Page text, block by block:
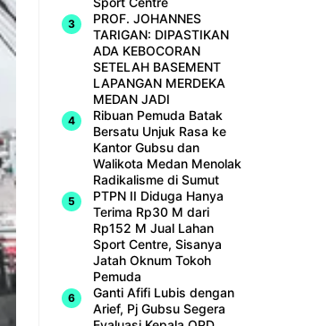
PROF. JOHANNES
TARIGAN: DIPASTIKAN
ADA KEBOCORAN
SETELAH BASEMENT
LAPANGAN MERDEKA
MEDAN JADI
Ribuan Pemuda Batak
Bersatu Unjuk Rasa ke
Kantor Gubsu dan
Walikota Medan Menolak
Radikalisme di Sumut
PTPN II Diduga Hanya
Terima Rp30 M dari
Rp152 M Jual Lahan
Sport Centre, Sisanya
Jatah Oknum Tokoh
Pemuda
Ganti Afifi Lubis dengan
Arief, Pj Gubsu Segera